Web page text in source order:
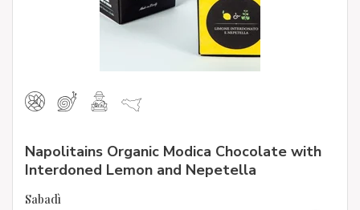
Napolitains Organic Modica Chocolate with
Interdoned Lemon and Nepetella
Sabadì